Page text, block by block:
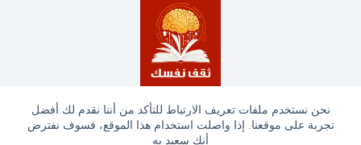
نحن نستخدم ملفات تعريف الارتباط للتأكد من أننا نقدم لك أفضل
تجربة على موقعنا. إذا واصلت استخدام هذا الموقع، فسوف نفترض
أنك سعيد به
جميع الحقوق محفوظة © ثقف نفسك 2025